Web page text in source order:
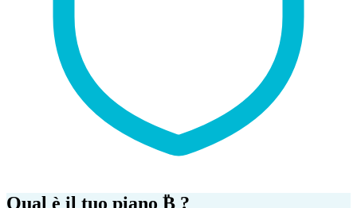
Qual è il tuo piano ₿ ?